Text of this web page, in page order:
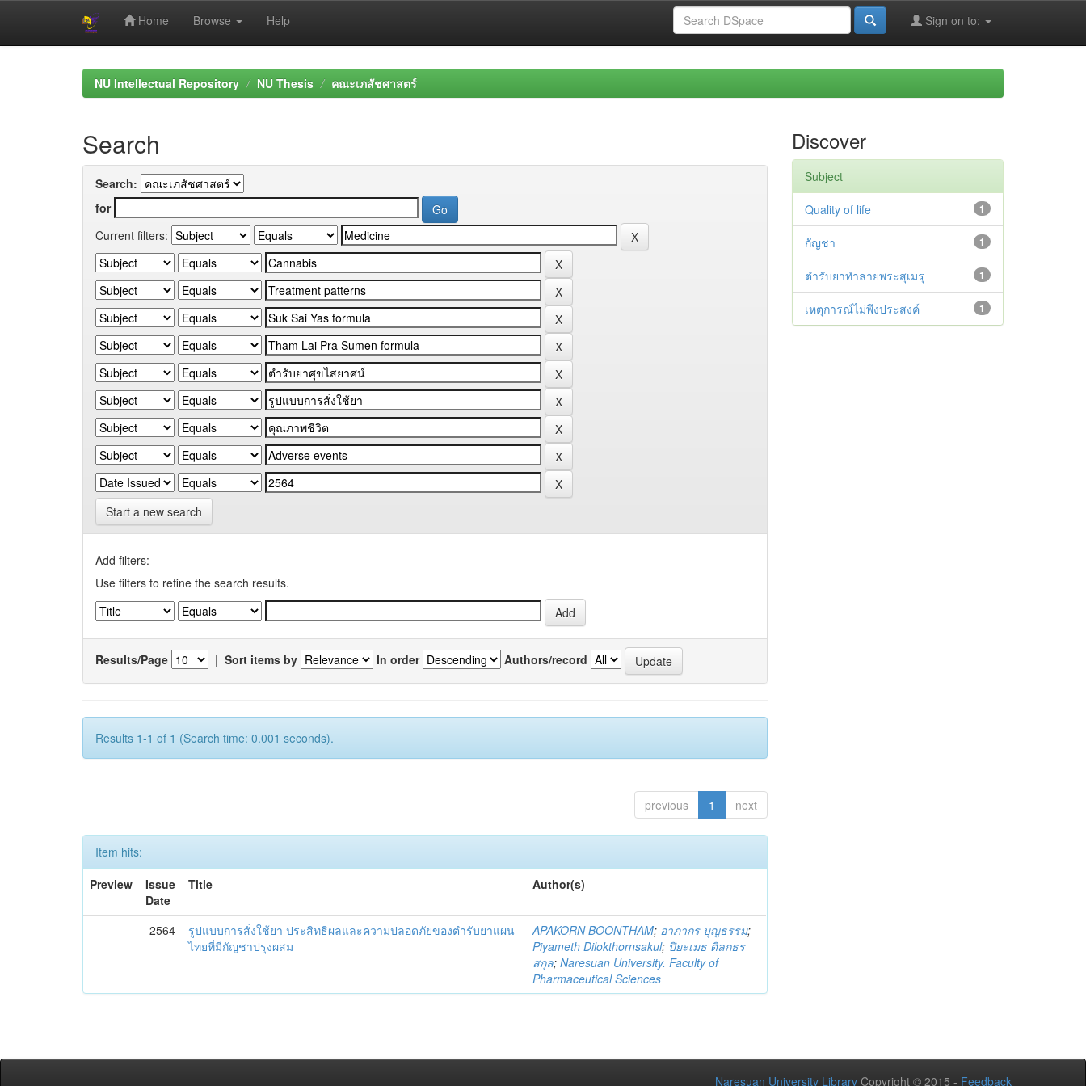
Home Browse Help Sign on to:
NU Intellectual Repository NU Thesis คณะเภสัชศาสตร์
Search
Search:
for
Current filters:
Start a new search
Add filters:
Use filters to refine the search results.
Results/Page | Sort items by In order Authors/record
Results 1-1 of 1 (Search time: 0.001 seconds).
previous 1 next
Item hits:
Preview
Issue
Date
Title Author(s)
2564
รูปแบบการสั่งใช้ยา ประสิทธิผลและความปลอดภัยของตำรับยาแผน
ไทยที่มีกัญชาปรุงผสม
APAKORN BOONTHAM; อาภากร บุญธรรม;
Piyameth Dilokthornsakul; ปิยะเมธ ดิลกธร
สกุล;Naresuan University. Faculty of
Pharmaceutical Sciences
Discover
Subject
1
Quality of life
1
กัญชา
1
ตำรับยาทำลายพระสุเมรุ
1
เหตุการณ์ไม่พึงประสงค์
Naresuan University Library Copyright © 2015 - Feedback